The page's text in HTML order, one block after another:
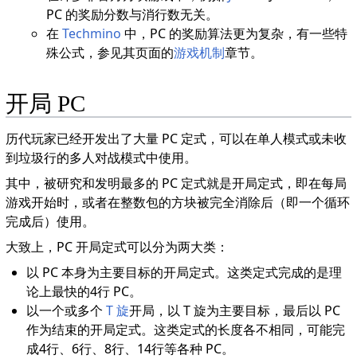
PC 的奖励分数与消行数无关。
在Techmino 中，PC 的奖励算法更为复杂，有一些特
殊公式，参见其页面的游戏机制章节。
开局 PC
历代玩家已经开发出了大量 PC 定式，可以在单人模式或未收
到垃圾行的多人对战模式中使用。
其中，被研究和发明最多的 PC 定式就是开局定式，即在每局
游戏开始时，或者在整数包的方块被完全消除后（即一个循环
完成后）使用。
大致上，PC 开局定式可以分为两大类：
以 PC 本身为主要目标的开局定式。这类定式完成的是理
论上最快的4行 PC。
以一个或多个 T 旋开局，以 T 旋为主要目标，最后以 PC
作为结束的开局定式。这类定式的长度各不相同，可能完
成4行、6行、8行、14行等各种 PC。